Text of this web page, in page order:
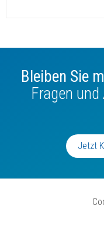
Bleiben Sie
Fragen
Jetzt